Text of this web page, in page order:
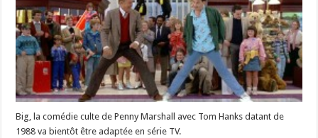
Big, la comédie culte de Penny Marshall avec Tom Hanks datant de
1988 va bientôt être adaptée en série TV.